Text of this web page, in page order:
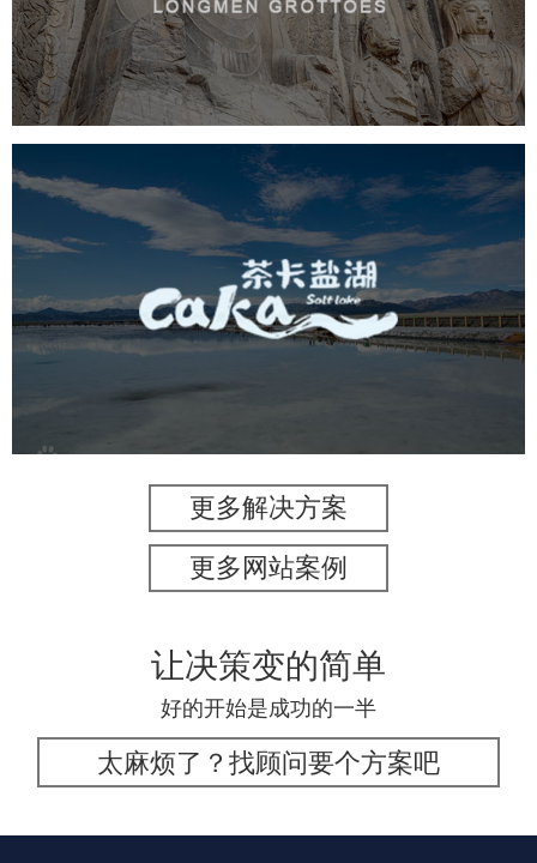
旅游休闲 景区网站建设 品牌官网 网页设计
茶卡盐湖
更多解决方案
更多网站案例
让决策变的简单
好的开始是成功的一半
太麻烦了？找顾问要个方案吧